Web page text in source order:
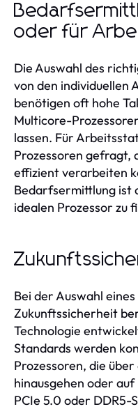
oder für
Die Auswahl des
von den individuellen
benötigen oft hohe
Multicore-
lassen. Für
Prozessoren gefragt,
effizient verarbeiten
Bedarfsermittlung ist
idealen Prozessor zu
Bei der Auswahl
Zukunftssicherheit
Technologie
Standards werden
Prozessoren, die
hinausgehen oder
PCIe 5.0 oder